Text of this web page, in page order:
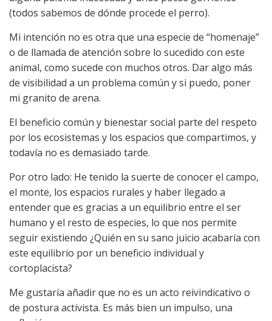
(todos sabemos de dónde procede el perro).
Mi intención no es otra que una especie de “homenaje”
o de llamada de atención sobre lo sucedido con este
animal, como sucede con muchos otros. Dar algo más
de visibilidad a un problema común y si puedo, poner
mi granito de arena.
El beneficio común y bienestar social parte del respeto
por los ecosistemas y los espacios que compartimos, y
todavía no es demasiado tarde.
Por otro lado: He tenido la suerte de conocer el campo,
el monte, los espacios rurales y haber llegado a
entender que es gracias a un equilibrio entre el ser
humano y el resto de especies, lo que nos permite
seguir existiendo ¿Quién en su sano juicio acabaría con
este equilibrio por un beneficio individual y
cortoplacista?
Me gustaría añadir que no es un acto reivindicativo o
de postura activista. Es más bien un impulso, una